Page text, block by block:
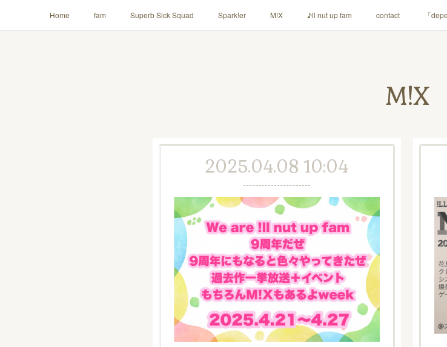
Home fam Superb Sick Squad Spark!er M!X ♪ll nut up fam contact 「
M!X
2025.04.08 10:04